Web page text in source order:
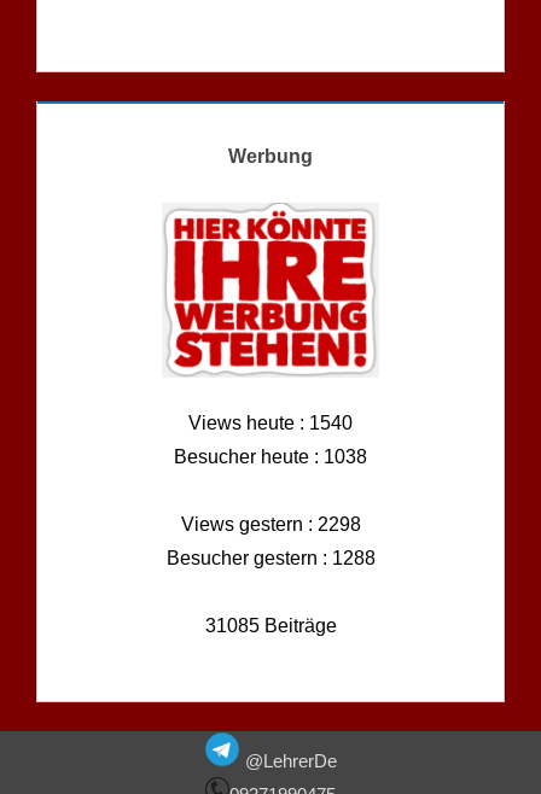
Werbung
Views heute : 1540
Besucher heute : 1038
Views gestern : 2298
Besucher gestern : 1288
31085 Beiträge
@LehrerDe